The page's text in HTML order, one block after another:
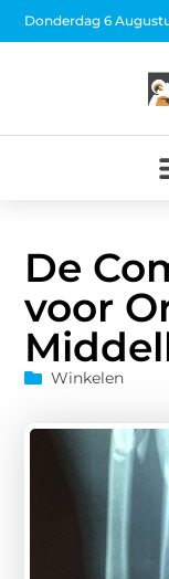
Donderdag 6
De
voor
Winkelen